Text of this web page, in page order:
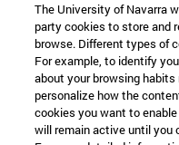
The University of Navarra
party cookies to store and
browse. Different types of
For example, to identify
about your browsing
personalize how the
cookies you want to
will remain active until you